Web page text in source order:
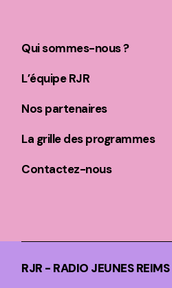
Qui sommes-nous ?
L’équipe RJR
Nos partenaires
La grille des programmes
Contactez-nous
RJR - RADIO JEUNES REIMS